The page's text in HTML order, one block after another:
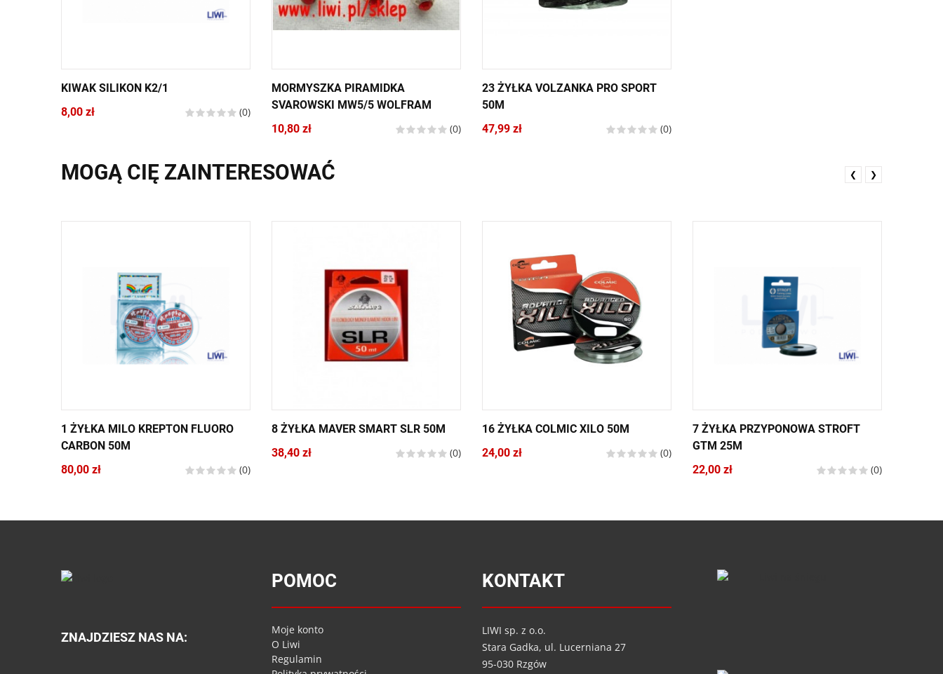
KIWAK SILIKON K2/1
8,00 zł
(0)
MORMYSZKA PIRAMIDKA
SVAROWSKI MW5/5 WOLFRAM
10,80 zł
(0)
23 ŻYŁKA VOLZANKA PRO SPORT
50M
47,99 zł
(0)
MOGĄ CIĘ ZAINTERESOWAĆ
1 ŻYŁKA MILO KREPTON FLUORO
CARBON 50M
80,00 zł
(0)
8 ŻYŁKA MAVER SMART SLR 50M
38,40 zł
(0)
16 ŻYŁKA COLMIC XILO 50M
24,00 zł
(0)
7 ŻYŁKA PRZYPONOWA STROFT
GTM 25M
22,00 zł
(0)
❮ ❯
ZNAJDZIESZ NAS NA:
POMOC
Moje konto
O Liwi
Regulamin
KONTAKT
LIWI sp. z o.o.
Stara Gadka, ul. Lucerniana 27
95-030 Rzgów